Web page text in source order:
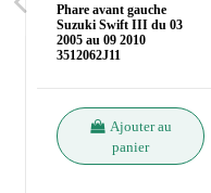
Phare avant gauche
Suzuki Swift III du 03
2005 au 09 2010
3512062J11
Ajouter au
panier